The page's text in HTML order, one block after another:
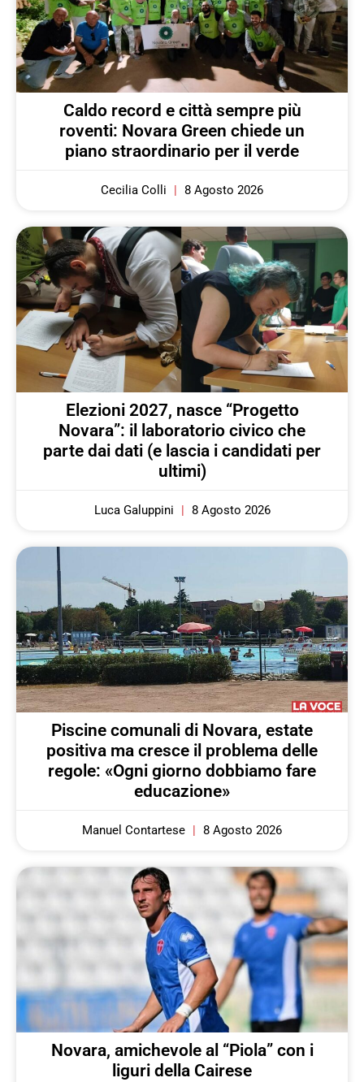
Caldo record e città sempre più
roventi: Novara Green chiede un
piano straordinario per il verde
Cecilia Colli 8 Agosto 2026
Elezioni 2027, nasce “Progetto
Novara”: il laboratorio civico che
parte dai dati (e lascia i candidati per
ultimi)
Luca Galuppini 8 Agosto 2026
Piscine comunali di Novara, estate
positiva ma cresce il problema delle
regole: «Ogni giorno dobbiamo fare
educazione»
Manuel Contartese 8 Agosto 2026
Novara, amichevole al “Piola” con i
liguri della Cairese